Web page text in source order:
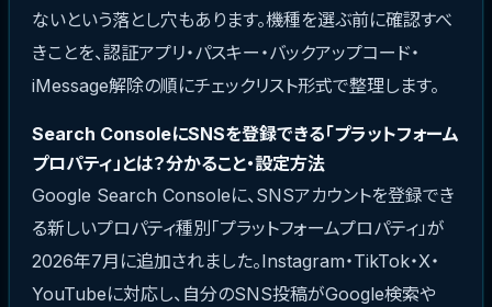
ないという落とし穴もあります。機種を選ぶ前に確認すべ
きことを、認証アプリ・パスキー・バックアップコード・
iMessage解除の順にチェックリスト形式で整理します。
Search ConsoleにSNSを登録できる「プラットフォーム
プロパティ」とは？分かること・設定方法
Google Search Consoleに、SNSアカウントを登録でき
る新しいプロパティ種別「プラットフォームプロパティ」が
2026年7月に追加されました。Instagram・TikTok・X・
YouTubeに対応し、自分のSNS投稿がGoogle検索や